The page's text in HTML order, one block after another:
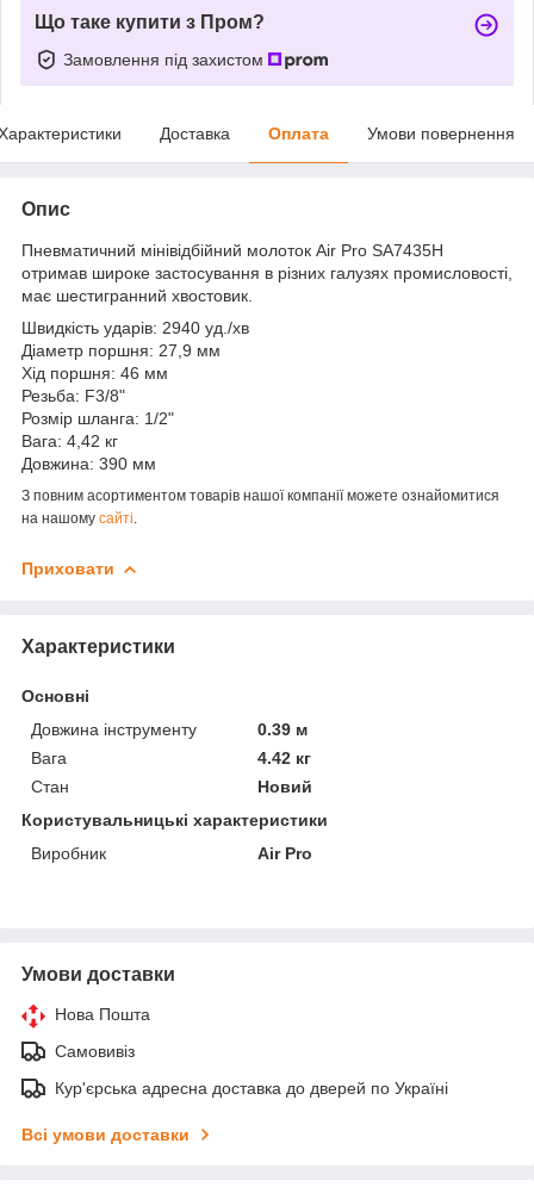
Що таке купити з Пром?
Замовлення під захистом
Доставка Оплата Умови повернення
Опис
Пневматичний мінівідбійний молоток Air Pro SA7435H
отримав широке застосування в різних галузях промисловості,
має шестигранний хвостовик.
Швидкість ударів: 2940 уд./хв
Діаметр поршня: 27,9 мм
Хід поршня: 46 мм
Резьба: F3/8"
Розмір шланга: 1/2"
Вага: 4,42 кг
Довжина: 390 мм
З повним асортиментом товарів нашої компанії можете ознайомитися
на нашому сайті
Приховати
Характеристики
Основні
Довжина інструменту
0.39 м
Вага
4.42 кг
Стан
Новий
Користувальницькі характеристики
Виробник
Air Pro
Умови доставки
Нова Пошта
Самовивіз
Кур'єрська адресна доставка до дверей по Україні
Всі умови доставки